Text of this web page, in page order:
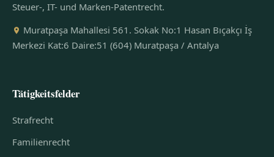
Steuer-, IT- und Marken-Patentrecht.
Muratpaşa Mahallesi 561. Sokak No:1 Hasan Bıçakçı İş
Merkezi Kat:6 Daire:51 (604) Muratpaşa / Antalya
Tätigkeitsfelder
Strafrecht
Familienrecht